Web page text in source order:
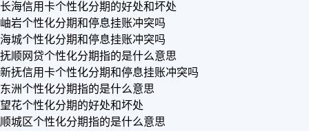
长海信用卡个性化分期的好处和坏处
岫岩个性化分期和停息挂账冲突吗
海城个性化分期和停息挂账冲突吗
抚顺网贷个性化分期指的是什么意思
新抚信用卡个性化分期和停息挂账冲突吗
东洲个性化分期指的是什么意思
望花个性化分期的好处和坏处
顺城区个性化分期指的是什么意思